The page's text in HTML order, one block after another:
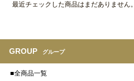
最近チェックした商品はまだありません。
GROUP グループ
■全商品一覧